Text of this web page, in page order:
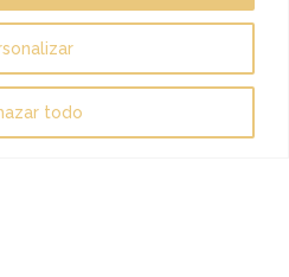
todo
historias te inspiren.
en: